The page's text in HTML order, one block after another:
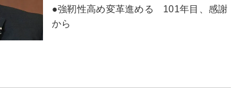
●強靭性高め変革進める 101年目、感謝
から